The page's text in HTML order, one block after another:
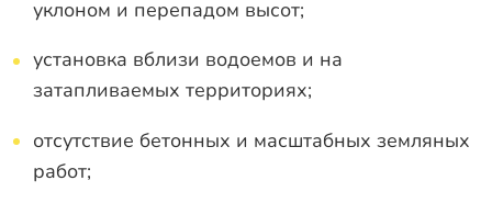
уклоном и перепадом высот;
установка вблизи водоемов и на
затапливаемых территориях;
отсутствие бетонных и масштабных земляных
работ;